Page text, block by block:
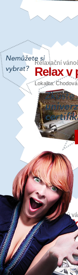
Relaxační
Relax v
Lokalita:
Adrenalinový
Lokalita: Praha -